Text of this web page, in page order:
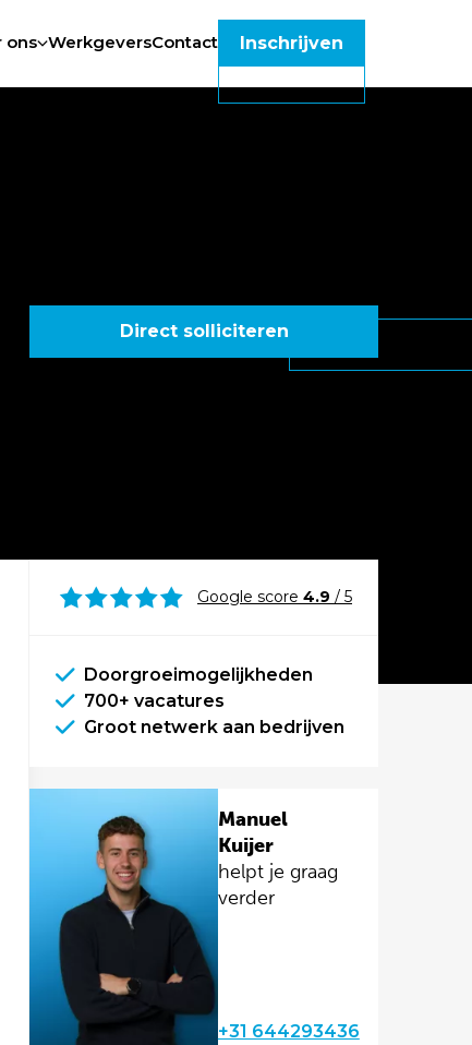
ons WerkgeversContact Inschrijven
Direct solliciteren
Google score 4.9 / 5
Doorgroeimogelijkheden
700+ vacatures
Groot netwerk aan bedrijven
Manuel
Kuijer
helpt je graag
verder
+31 644293436